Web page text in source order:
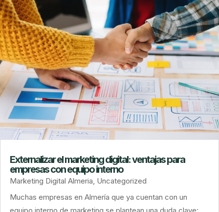
Externalizar el marketing digital: ventajas para
empresas con equipo interno
Marketing Digital Almeria Uncategorized
Muchas empresas en Almería que ya cuentan con un